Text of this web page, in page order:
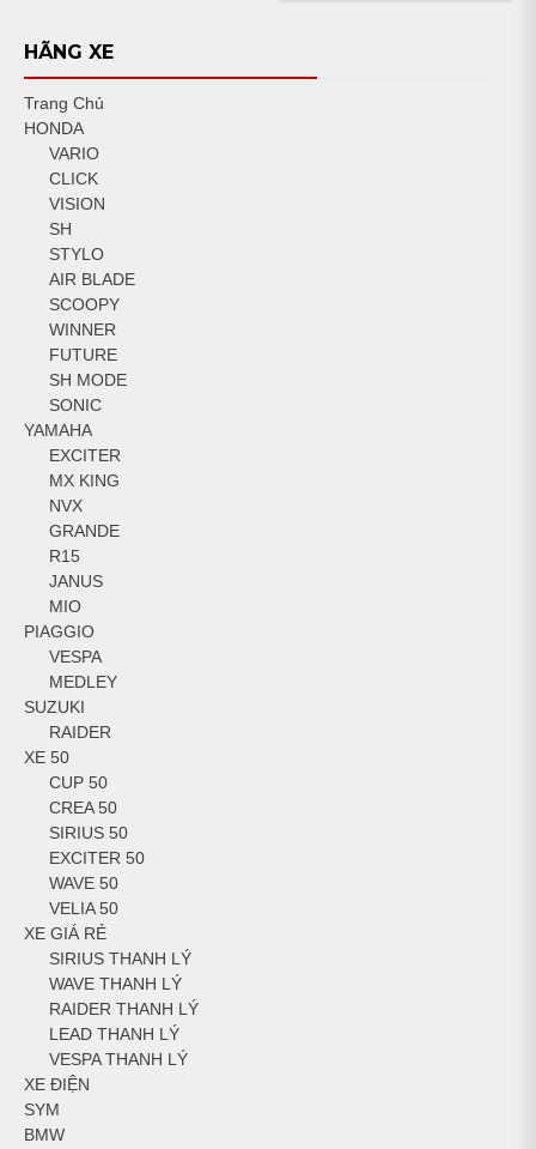
HÃNG XE
Trang Chủ
HONDA
VARIO
CLICK
VISION
SH
STYLO
AIR BLADE
SCOOPY
WINNER
FUTURE
SH MODE
SONIC
YAMAHA
EXCITER
MX KING
NVX
GRANDE
R15
JANUS
MIO
PIAGGIO
VESPA
MEDLEY
SUZUKI
RAIDER
XE 50
CUP 50
CREA 50
SIRIUS 50
EXCITER 50
WAVE 50
VELIA 50
XE GIÁ RẺ
SIRIUS THANH LÝ
WAVE THANH LÝ
RAIDER THANH LÝ
LEAD THANH LÝ
VESPA THANH LÝ
XE ĐIỆN
SYM
BMW